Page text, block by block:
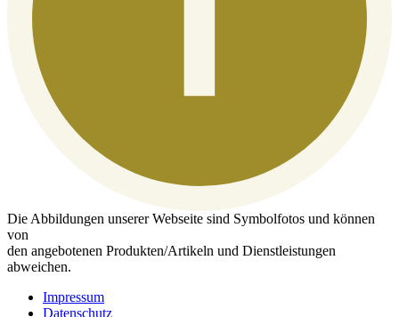
Die Abbildungen unserer Webseite sind Symbolfotos und können
von
den angebotenen Produkten/Artikeln und Dienstleistungen
abweichen.
Impressum
Datenschutz